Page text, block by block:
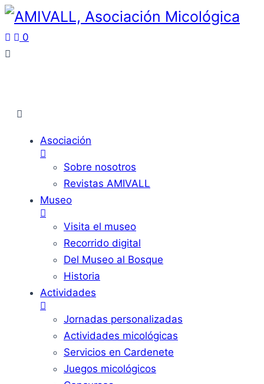
0
Asociación
Sobre nosotros
Revistas AMIVALL
Museo
Visita el museo
Recorrido digital
Del Museo al Bosque
Historia
Actividades
Jornadas personalizadas
Actividades micológicas
Servicios en Cardenete
Juegos micológicos